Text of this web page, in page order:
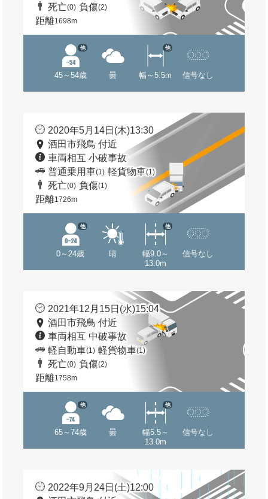
死亡(0) 負傷(2)
距離1698m
45～54歳
他
曇 幅～5.5m
他
信号なし
2020年5月14日(木)13:30
酒田市飛鳥 付近
車両相互 小破事故
普通乗用車(1) 軽貨物車(1)
死亡(0) 負傷(1)
距離1726m
0～24歳
他
晴
幅9.0～
13.0m
他
信号なし
2021年12月15日(水)15:04
酒田市飛鳥 付近
車両相互 中破事故
軽自動車(1) 軽貨物車(1)
死亡(0) 負傷(2)
距離1758m
65～74歳
他
曇
幅5.5～
13.0m
他
信号なし
2022年9月24日(土)12:00